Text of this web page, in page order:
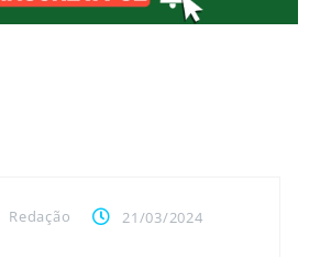
Redação 21/03/2024